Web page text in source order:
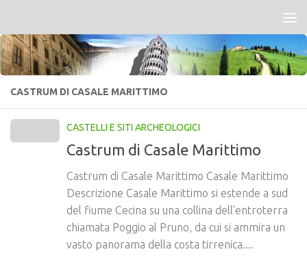
CASTRUM DI CASALE MARITTIMO
CASTELLI E SITI ARCHEOLOGICI
Castrum di Casale Marittimo
Castrum di Casale Marittimo Casale Marittimo
Descrizione Casale Marittimo si estende a sud
del fiume Cecina su una collina dell’entroterra
chiamata Poggio al Pruno, da cui si ammira un
vasto panorama della costa tirrenica....